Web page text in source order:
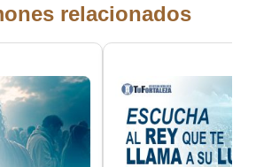
relacionados